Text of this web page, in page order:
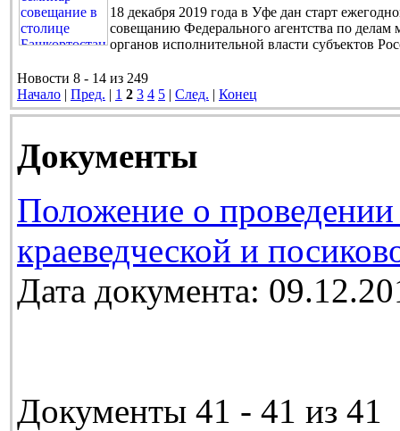
18 декабря 2019 года в Уфе дан старт
совещанию Федерального агентства по делам
органов исполнительной власти субъектов
Новости 8 - 14 из 249
Начало | Пред. | 1 2 3 4 5 | След. | Конец
Документы
Положение о проведении
краеведческой и
Дата документа:
Документы 41 - 41 из 41